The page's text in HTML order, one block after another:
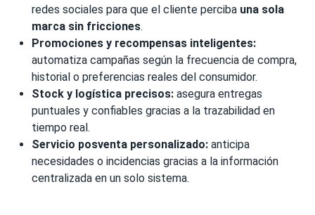
redes sociales para que el cliente perciba una sola
marca sin fricciones.
Promociones y recompensas inteligentes:
automatiza campañas según la frecuencia de compra,
historial o preferencias reales del consumidor.
Stock y logística precisos: asegura entregas
puntuales y confiables gracias a la trazabilidad en
tiempo real.
Servicio posventa personalizado: anticipa
necesidades o incidencias gracias a la información
centralizada en un solo sistema.